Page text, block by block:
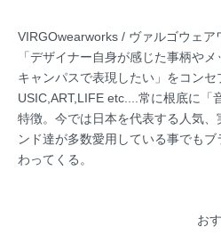
VIRGOwearworks / ヴァルゴウェア
「デザイナー自身が感じた事柄や
キャンパスで表現したい」をコン
USIC,ART,LIFE etc....常に根底に「
特徴。今では日本を代表する人気
ンド達が多数愛用している事でも
わってくる。
お